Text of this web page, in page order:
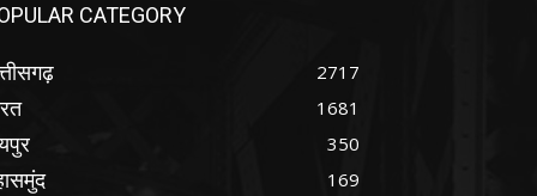
CATEGORY
2717
1681
350
169